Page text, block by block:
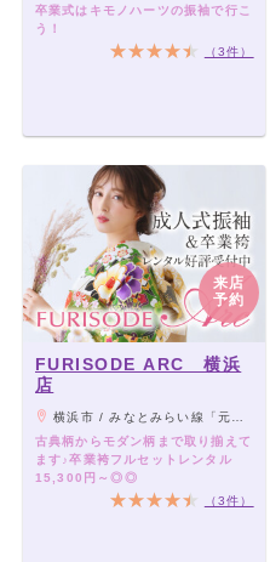
卒業式はキモノハーツの振袖で行こ
う！
（3件）
来店
予約
FURISODE ARC 横浜
店
横浜市 / みなとみらい線「元町・中華街駅」3番出口より徒歩1分！
古典柄からモダン柄まで取り揃えて
ます♪卒業袴フルセットレンタル
15,300円～◎◎
（3件）